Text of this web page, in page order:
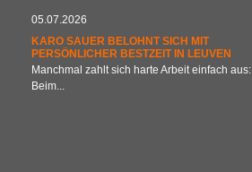
05.07.2026
KARO SAUER BELOHNT SICH MIT
PERSÖNLICHER BESTZEIT IN LEUVEN
Manchmal zahlt sich harte Arbeit einfach aus:
Beim...